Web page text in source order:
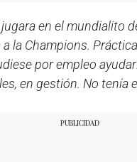
jugara en el mundialito
la Champions.
por empleo
en gestión. No tenía